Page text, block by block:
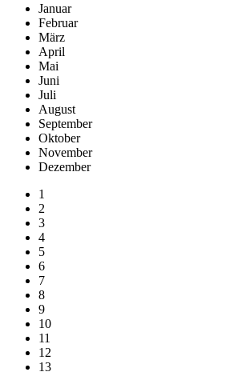
Januar
Februar
März
April
Mai
Juni
Juli
August
September
Oktober
November
Dezember
1
2
3
4
5
6
7
8
9
10
11
12
13